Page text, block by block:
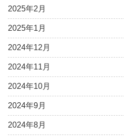
2025年2月
2025年1月
2024年12月
2024年11月
2024年10月
2024年9月
2024年8月